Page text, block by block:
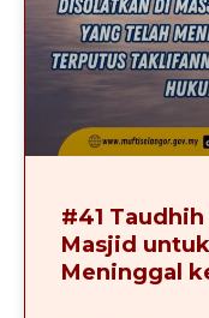
#41
Masjid
Meninggal